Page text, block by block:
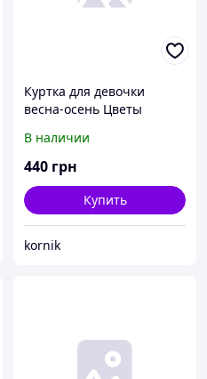
Куртка для девочки
весна-осень Цветы
В наличии
440 грн
Купить
kornik